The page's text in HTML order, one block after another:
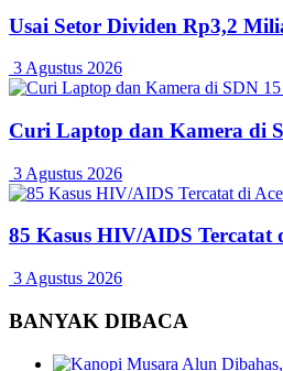
Usai Setor Dividen Rp3,2
3 Agustus 2026
Curi Laptop dan Kamera di
3 Agustus 2026
85 Kasus HIV/AIDS Tercatat
3 Agustus 2026
BANYAK DIBACA